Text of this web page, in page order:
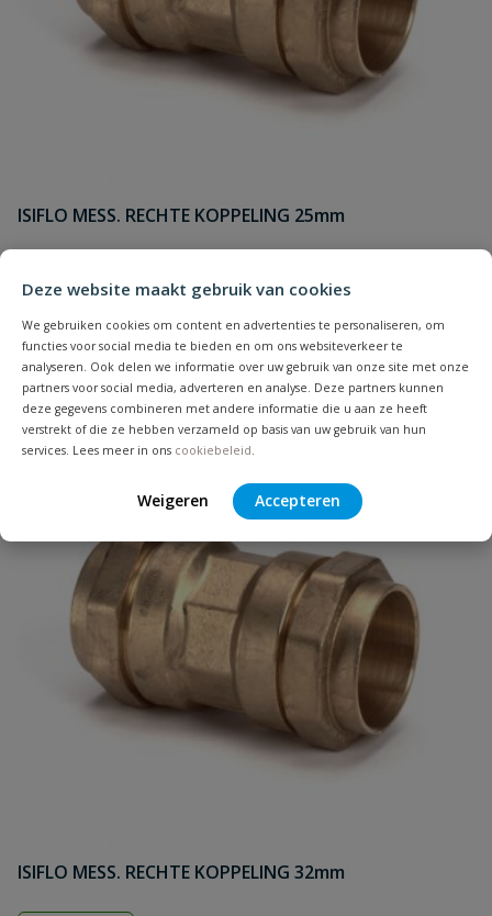
Deze website maakt gebruik van cookies
We gebruiken cookies om content en advertenties te personaliseren, om
functies voor social media te bieden en om ons websiteverkeer te
analyseren. Ook delen we informatie over uw gebruik van onze site met onze
partners voor social media, adverteren en analyse. Deze partners kunnen
deze gegevens combineren met andere informatie die u aan ze heeft
verstrekt of die ze hebben verzameld op basis van uw gebruik van hun
services. Lees meer in ons cookiebeleid
Weigeren Accepteren
ISIFLO MESS. RECHTE KOPPELING 25mm
€42,09
ISIFLO MESS. RECHTE KOPPELING 32mm